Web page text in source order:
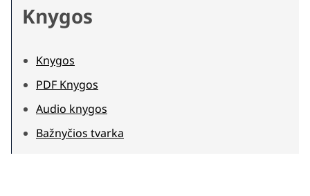
Knygos
Knygos
PDF Knygos
Audio knygos
Bažnyčios tvarka